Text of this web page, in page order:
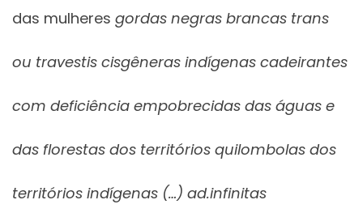
das mulheres gordas negras brancas trans
ou travestis cisgêneras indígenas cadeirantes
com deficiência empobrecidas das águas e
das florestas dos territórios quilombolas dos
territórios indígenas (…) ad.infinitas